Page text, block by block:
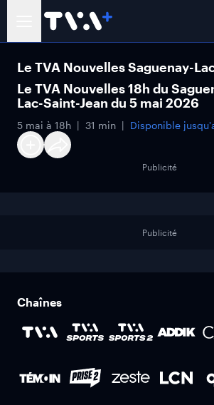
Le TVA Nouvelles Saguenay-
Le TVA Nouvelles 18h du
Lac-Saint-Jean du 5 mai 2026
5 mai à 18h 31 min Disponible
Publicité
Publicité
Chaînes